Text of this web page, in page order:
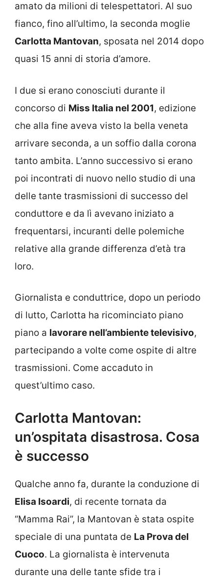
amato da milioni di telespettatori. Al suo
fianco, fino all’ultimo, la seconda moglie
Carlotta Mantovan, sposata nel 2014 dopo
quasi 15 anni di storia d’amore.
I due si erano conosciuti durante il
concorso di Miss Italia nel 2001, edizione
che alla fine aveva visto la bella veneta
arrivare seconda, a un soffio dalla corona
tanto ambita. L’anno successivo si erano
poi incontrati di nuovo nello studio di una
delle tante trasmissioni di successo del
conduttore e da lì avevano iniziato a
frequentarsi, incuranti delle polemiche
relative alla grande differenza d’età tra
loro.
Giornalista e conduttrice, dopo un periodo
di lutto, Carlotta ha ricominciato piano
piano a lavorare nell’ambiente televisivo,
partecipando a volte come ospite di altre
trasmissioni. Come accaduto in
quest’ultimo caso.
Carlotta Mantovan:
un’ospitata disastrosa. Cosa
è successo
Qualche anno fa, durante la conduzione di
Elisa Isoardi, di recente tornata da
“Mamma Rai”, la Mantovan è stata ospite
speciale di una puntata de La Prova del
Cuoco. La giornalista è intervenuta
durante una delle tante sfide tra i